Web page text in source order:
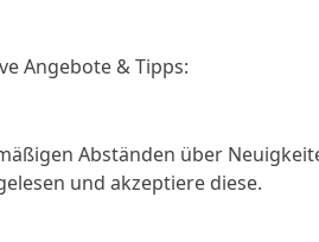
Angebote & Tipps:
Abständen über
und akzeptiere diese.